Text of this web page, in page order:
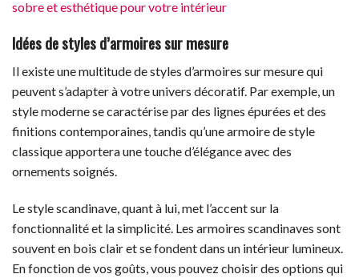
sobre et esthétique pour votre intérieur
Idées de styles d’armoires sur mesure
Il existe une multitude de styles d’armoires sur mesure qui
peuvent s’adapter à votre univers décoratif. Par exemple, un
style moderne se caractérise par des lignes épurées et des
finitions contemporaines, tandis qu’une armoire de style
classique apportera une touche d’élégance avec des
ornements soignés.
Le style scandinave, quant à lui, met l’accent sur la
fonctionnalité et la simplicité. Les armoires scandinaves sont
souvent en bois clair et se fondent dans un intérieur lumineux.
En fonction de vos goûts, vous pouvez choisir des options qui